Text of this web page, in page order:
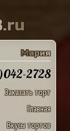
.ru
Мария
2728
Заказать торт
Главная
Вкусы тортов